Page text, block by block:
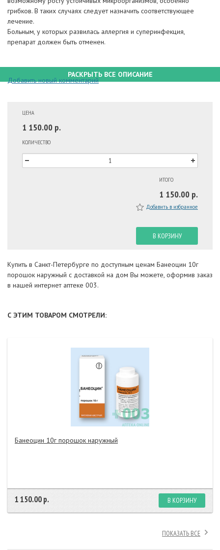
грибков. В таких случаях следует назначить соответствующее
лечение.
Больным, у которых развилась аллергия и суперинфекция,
препарат должен быть отменен.
РАСКРЫТЬ ВСЕ ОПИСАНИЕ
Добавить новый комментарий
ЦЕНА
1 150.00 р.
КОЛИЧЕСТВО
ИТОГО
1 150.00 р.
Добавить в избранное
В КОРЗИНУ
Купить в Санкт-Петербурге по доступным ценам Банеоцин 10г
порошок наружный с доставкой на дом Вы можете, оформив заказ
в нашей интернет аптеке 003.
С ЭТИМ ТОВАРОМ СМОТРЕЛИ:
Банеоцин 10г порошок наружный
1 150.00 р. В КОРЗИНУ
ПОКАЗАТЬ ВСЕ